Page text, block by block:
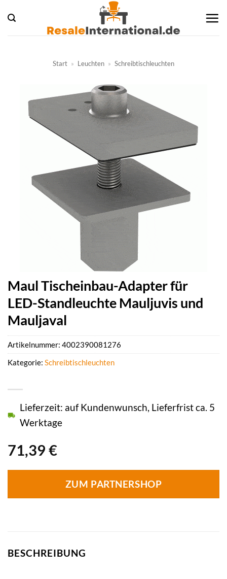
Inhalt
springen
Start » Leuchten » Schreibtischleuchten
Maul Tischeinbau-Adapter für
LED-Standleuchte Mauljuvis und
Mauljaval
71,39 €
Lieferzeit: auf Kundenwunsch, Lieferfrist ca. 5
Werktage
ZUM PARTNERSHOP
Artikelnummer: 4002390081276
Kategorie: Schreibtischleuchten
BESCHREIBUNG